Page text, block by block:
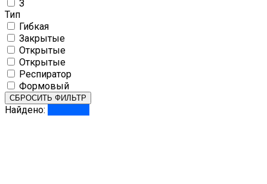
З
Тип
Гибкая
Закрытые
Открытые
Открытые
Респиратор
Формовый
СБРОСИТЬ ФИЛЬТР
Найдено: